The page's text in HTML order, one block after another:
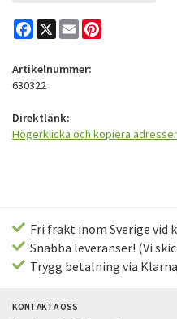
Facebook
X Email
Artikelnummer:
630322
Direktlänk:
Högerklicka och kopiera
Fri frakt inom Sverige vid
Snabba leveranser! (Vi
Trygg betalning via
KONTAKTA OSS